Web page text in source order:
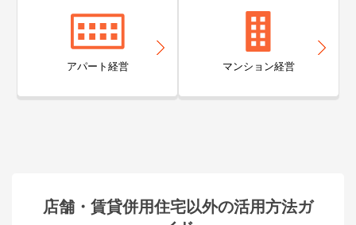
アパート経営 マンション経営
店舗・賃貸併用住宅以外の活用方法ガ